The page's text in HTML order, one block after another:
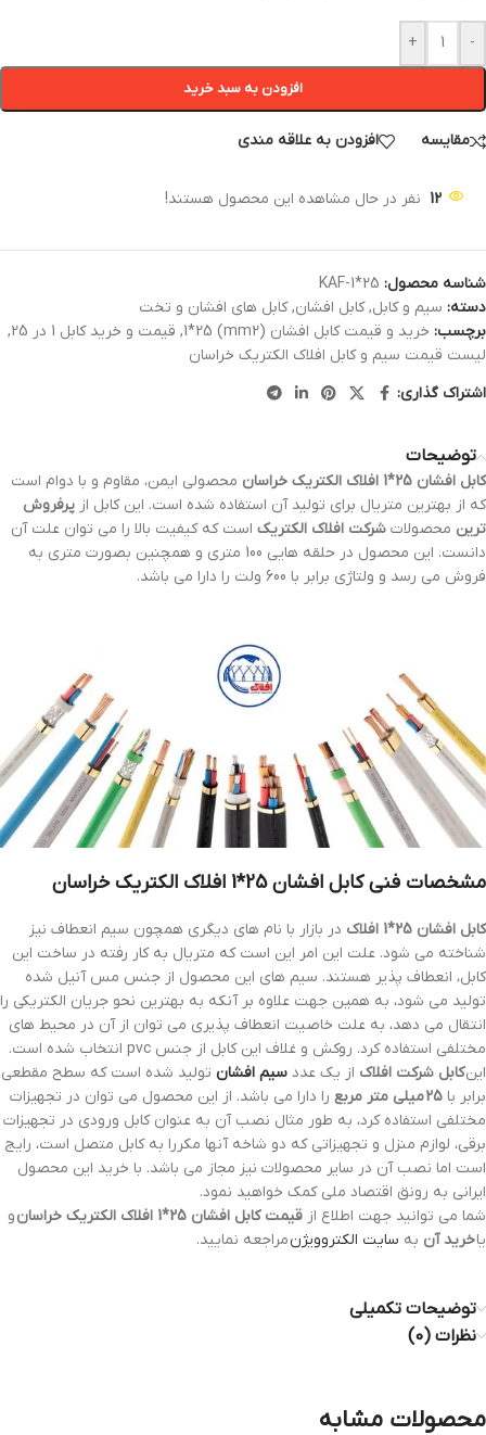
-
+
افزودن به سبد خرید
مقایسه افزودن به علاقه مندی
12 نفر در حال مشاهده این محصول هستند!
شناسه محصول: KAF-1*25
دسته: سیم و کابل, کابل افشان, کابل های افشان و تخت
برچسب: خرید و قیمت کابل افشان (mm2) 1*25 , قیمت و خرید کابل 1 در 25
,
لیست قیمت سیم و کابل افلاک الکتریک خراسان
اشتراک گذاری:
توضیحات
کابل افشان 25*1 افلاک الکتریک خراسان
محصولی ایمن، مقاوم و با دوام است
که از بهترین متریال برای تولید آن استفاده شده است. این کابل از پرفروش
ترین محصولات شرکت افلاک الکتریک است که کیفیت بالا را می توان علت آن
دانست. این محصول در حلقه هایی 100 متری و همچنین بصورت متری به
فروش می رسد و ولتاژی برابر با 600 ولت را دارا می باشد.
مشخصات فنیکابل افشان 25*1 افلاک الکتریک خراسان
کابل افشان 25*1 افلاک
در بازار با نام های دیگری همچون سیم انعطاف نیز
شناخته می شود. علت این امر این است که متریال به کار رفته در ساخت این
کابل، انعطاف پذیر هستند. سیم های این محصول از جنس مس آنیل شده
تولید می شود، به همین جهت علاوه بر آنکه به بهترین نحو جریان الکتریکی را
انتقال می دهد، به علت خاصیت انعطاف پذیری می توان از آن در محیط های
مختلفی استفاده کرد. روکش و غلاف این کابل از جنس pvc انتخاب شده است.
اینکابل شرکت افلاک از یک عدد سیم افشان تولید شده است که سطح مقطعی
برابر با 25 میلی متر مربع
را دارا می باشد. از این محصول می توان در تجهیزات
مختلفی استفاده کرد، به طور مثال نصب آن به عنوان کابل ورودی در تجهیزات
برقی، لوازم منزل و تجهیزاتی که دو شاخه آنها مکررا به کابل متصل است، رایج
است اما نصب آن در سایر محصولات نیز مجاز می باشد. با خرید این محصول
ایرانی به رونق اقتصاد ملی کمک خواهید نمود.
شما می توانید جهت اطلاع از قیمت کابل افشان 25*1 افلاک الکتریک خراسان
و
یاخرید آن به سایت الکتروویژنمراجعه نمایید.
توضیحات تکمیلی
نظرات (0)
محصولات مشابه